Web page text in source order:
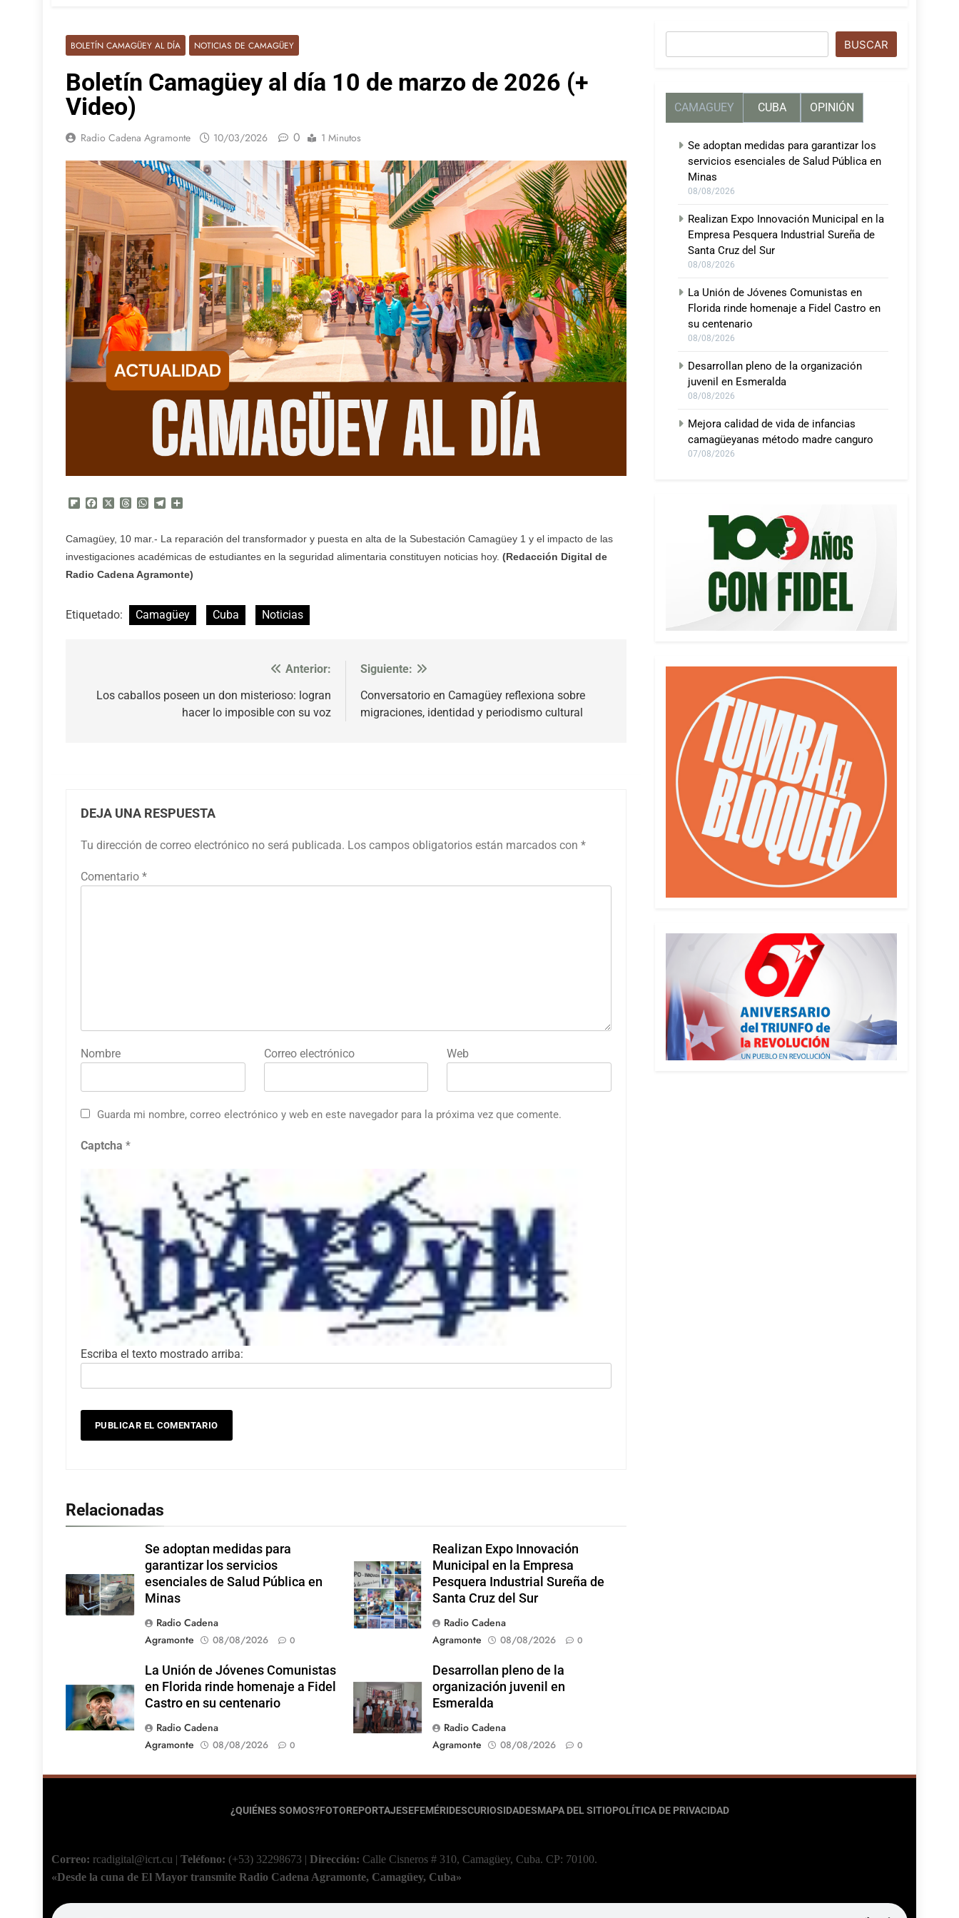
BOLETÍN CAMAGÜEY AL DÍA NOTICIAS DE CAMAGÜEY
Boletín Camagüey al día 10 de marzo de 2026 (+
Video)
Radio Cadena Agramonte 10/03/2026 0 1 Minutos
Flipboard
FacebookThreadsWhatsApp
Telegram
Camagüey, 10 mar.- La reparación del transformador y puesta en alta de la Subestación Camagüey 1 y el impacto de las
investigaciones académicas de estudiantes en la seguridad alimentaria constituyen noticias hoy. (Redacción Digital de
Radio Cadena Agramonte)
Etiquetado: Camagüey Cuba Noticias
de
Anterior:
Los caballos poseen un don misterioso: logran
hacer lo imposible con su voz
Siguiente:
Conversatorio en Camagüey reflexiona sobre
migraciones, identidad y periodismo cultural
DEJA UNA RESPUESTA
Tu dirección de correo electrónico no será publicada. Los campos obligatorios están marcados con *
Comentario *
Nombre Correo electrónico Web
Guarda mi nombre, correo electrónico y web en este navegador para la próxima vez que comente.
Captcha *
Escriba el texto mostrado arriba:
Relacionadas
Se adoptan medidas para
garantizar los servicios
esenciales de Salud Pública en
Minas
Radio Cadena
Agramonte
08/08/2026 0
Realizan Expo Innovación
Municipal en la Empresa
Pesquera Industrial Sureña de
Santa Cruz del Sur
Radio Cadena
Agramonte
08/08/2026 0
La Unión de Jóvenes Comunistas
en Florida rinde homenaje a Fidel
Castro en su centenario
Radio Cadena
Agramonte
08/08/2026 0
Desarrollan pleno de la
organización juvenil en
Esmeralda
Radio Cadena
Agramonte
08/08/2026 0
BUSCAR
CAMAGUEY CUBA OPINIÓN
Se adoptan medidas para garantizar los
servicios esenciales de Salud Pública en
Minas
08/08/2026
Realizan Expo Innovación Municipal en la
Empresa Pesquera Industrial Sureña de
Santa Cruz del Sur
08/08/2026
La Unión de Jóvenes Comunistas en
Florida rinde homenaje a Fidel Castro en
su centenario
08/08/2026
Desarrollan pleno de la organización
juvenil en Esmeralda
08/08/2026
Mejora calidad de vida de infancias
camagüeyanas método madre canguro
07/08/2026
¿QUIÉNES SOMOS?FOTOREPORTAJESEFEMÉRIDESCURIOSIDADESMAPA DEL SITIOPOLÍTICA DE PRIVACIDAD
Correo: rcadigital@icrt.cu | Teléfono: (+53) 32298673 | Dirección: Calle Cisneros # 310, Camagüey, Cuba. CP: 70100.
«Desde la cuna de El Mayor transmite Radio Cadena Agramonte, Camagüey, Cuba»